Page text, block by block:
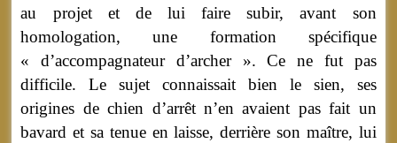
au projet et de lui faire subir, avant son
homologation, une formation spécifique
« d’accompagnateur d’archer ». Ce ne fut pas
difficile. Le sujet connaissait bien le sien, ses
origines de chien d’arrêt n’en avaient pas fait un
bavard et sa tenue en laisse, derrière son maître, lui